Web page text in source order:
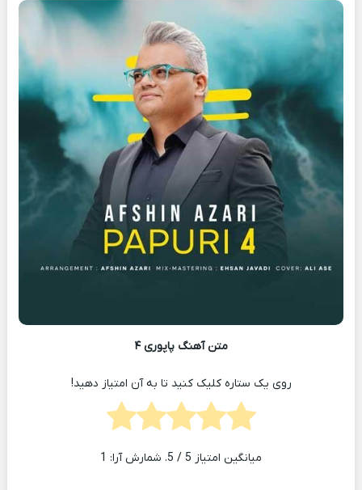
متن آهنگ پاپوری ۴
روی یک ستاره کلیک کنید تا به آن امتیاز دهید!
میانگین امتیاز 5 / 5. شمارش آرا: 1